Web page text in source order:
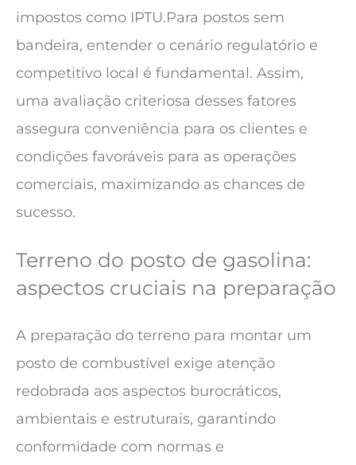
impostos como IPTU.Para postos sem
bandeira, entender o cenário regulatório e
competitivo local é fundamental. Assim,
uma avaliação criteriosa desses fatores
assegura conveniência para os clientes e
condições favoráveis para as operações
comerciais, maximizando as chances de
sucesso.
Terreno do posto de gasolina:
aspectos cruciais na preparação
A preparação do terreno para montar um
posto de combustível exige atenção
redobrada aos aspectos burocráticos,
ambientais e estruturais, garantindo
conformidade com normas e